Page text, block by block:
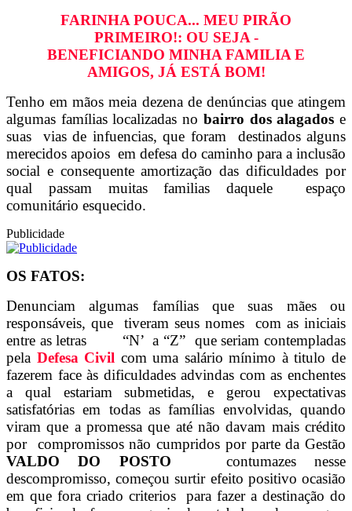
FARINHA POUCA... MEU PIRÃO
PRIMEIRO!: OU SEJA -
BENEFICIANDO MINHA FAMILIA E
AMIGOS, JÁ ESTÁ BOM!
Tenho em mãos meia dezena de denúncias que atingem
algumas famílias localizadas no bairro dos alagados e
suas vias de infuencias, que foram destinados alguns
merecidos apoios em defesa do caminho para a inclusão
social e consequente amortização das dificuldades por
qual passam muitas familias daquele espaço
comunitário esquecido.
Publicidade
OS FATOS:
Denunciam algumas famílias que suas mães ou
responsáveis, que tiveram seus nomes com as iniciais
entre as letras “N’ a “Z” que seriam contempladas
pela Defesa Civil com uma salário mínimo à titulo de
fazerem face às dificuldades advindas com as enchentes
a qual estariam submetidas, e gerou expectativas
satisfatórias em todas as famílias envolvidas, quando
viram que a promessa que até não davam mais crédito
por compromissos não cumpridos por parte da Gestão
VALDO DO POSTO contumazes nesse
descompromisso, começou surtir efeito positivo ocasião
em que fora criado criterios para fazer a destinação do